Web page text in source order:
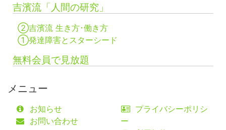
吉濱流「人間の研究」
②吉濱流 生き方･働き方
①発達障害とスターシード
無料会員で見放題
メニュー
お知らせ
お問い合わせ
プライバシーポリシ
ー